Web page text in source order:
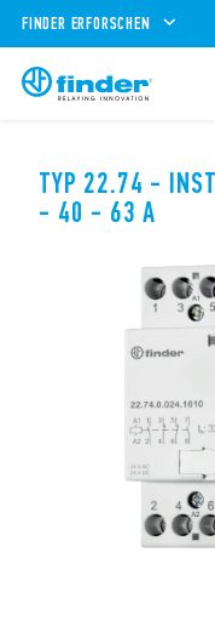
FINDER ERFORSCHEN
TYP 22.74 -
- 40 - 63 A